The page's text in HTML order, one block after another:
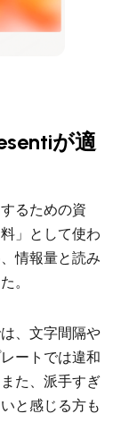
が適
るための資
」として使わ
情報量と読み
。
、文字間隔や
ートでは違和
た、派手すぎ
と感じる方も